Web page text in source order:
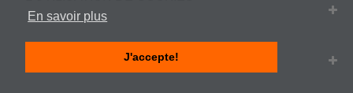
En savoir plus
J'accepte!
INFORMATIONS
INFORMATIONS SUR VOTRE BOUTIQUE